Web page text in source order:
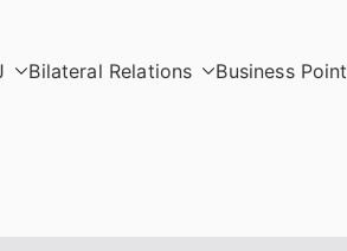
Bilateral Relations Business Point